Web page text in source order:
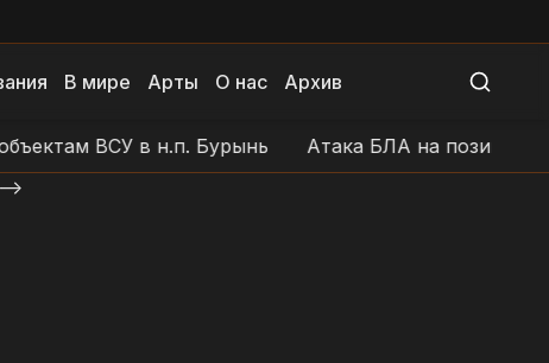
В мире Арты О нас Архив
ВСУ в н.п. Бурынь Атака БЛА на позиции ВСУ в
-->